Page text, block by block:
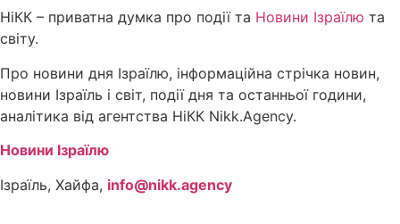
НіКК – приватна думка про події та Новини Ізраїлю та
світу.
Про новини дня Ізраїлю, інформаційна стрічка новин,
новини Ізраїль і світ, події дня та останньої години,
аналітика від агентства НіКК Nikk.Agency.
Новини Ізраїлю
Ізраїль, Хайфа, info@nikk.agency